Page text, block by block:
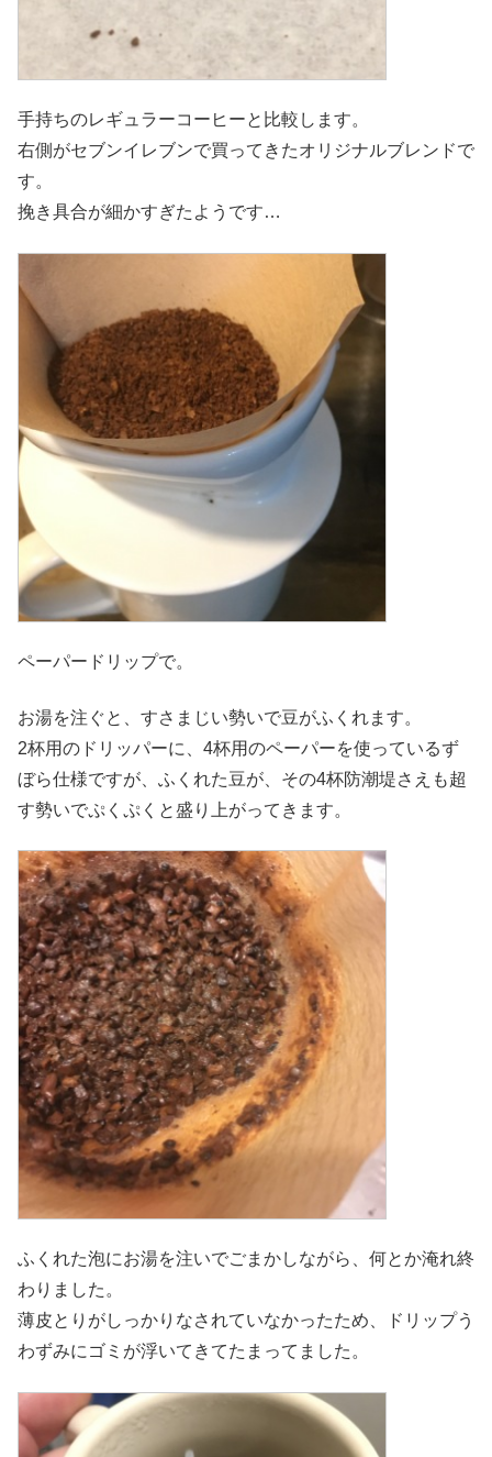
手持ちのレギュラーコーヒーと比較します。
右側がセブンイレブンで買ってきたオリジナルブレンドで
す。
挽き具合が細かすぎたようです…
ペーパードリップで。
お湯を注ぐと、すさまじい勢いで豆がふくれます。
2杯用のドリッパーに、4杯用のペーパーを使っているず
ぼら仕様ですが、ふくれた豆が、その4杯防潮堤さえも超
す勢いでぷくぷくと盛り上がってきます。
ふくれた泡にお湯を注いでごまかしながら、何とか淹れ終
わりました。
薄皮とりがしっかりなされていなかったため、ドリップう
わずみにゴミが浮いてきてたまってました。